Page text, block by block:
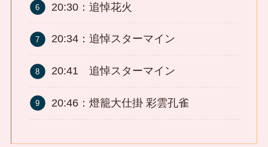
20:30：追悼花火
20:34：追悼スターマイン
20:41 追悼スターマイン
20:46：燈籠大仕掛 彩雲孔雀